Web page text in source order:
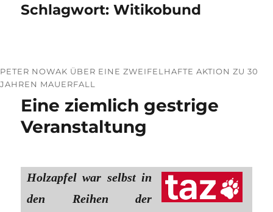
Schlagwort:Witikobund
PETER NOWAK ÜBER EINE ZWEIFELHAFTE AKTION ZU 30
JAHREN MAUERFALL
Eine ziemlich gestrige
Veranstaltung
Holzapfel war selbst in
den Reihen der